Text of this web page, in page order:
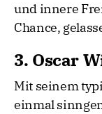
und innere
Chance,
3. Oscar
Mit seinem
einmal